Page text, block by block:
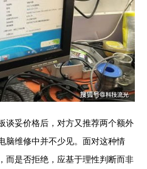
谈妥价格后，对方又推荐两个额外
维修中并不少见。面对这种情
而是否拒绝，应基于理性判断而非